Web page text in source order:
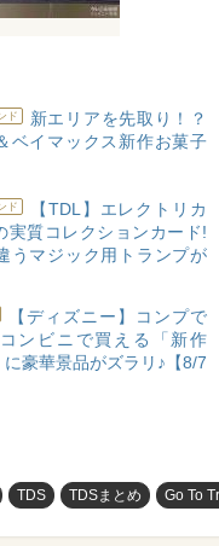
ド
新エリアを先取り！？
ベイマックス新作お菓子
ド
【TDL】エレクトリカ
実質コレクションカード!
うマジック用トランプが
【ディズニー】コンプで
ンビニで買える「新作
豪華景品がズラリ♪【8/7
TDS TDSまとめ Go To